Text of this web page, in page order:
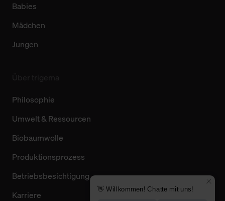
Babies
Mädchen
Jungen
Philosophie
Umwelt & Ressourcen
Biobaumwolle
Produktionsprozess
Betriebsbesichtigung
Karriere